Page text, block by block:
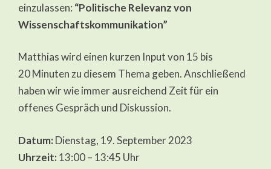
einzulassen: “Politische Relevanz von
Wissenschaftskommunikation”
Matthias wird einen kurzen Input von 15 bis
20 Minuten zu diesem Thema geben. Anschließend
haben wir wie immer ausreichend Zeit für ein
offenes Gespräch und Diskussion.
Datum: Dienstag, 19. September 2023
Uhrzeit: 13:00 – 13:45 Uhr